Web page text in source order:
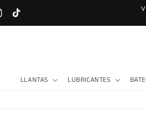
TikTok
entre Gonzanamá y Celica
LLANTAS LUBRICANTES